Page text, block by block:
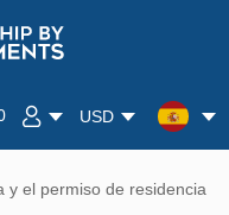
USD
y el permiso de residencia